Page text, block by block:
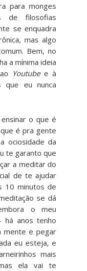
para monges
de filosofias
se enquadra
mas algo
Bem, no
a mínima ideia
Youtubee à
que eu nunca
o que é
é pra gente
ociosidade da
te garanto que
a meditar do
de te ajudar
10 minutos de
se dá
o meu
anos tenho
mente e pegar
eu esteja, e
mais
ela vai te